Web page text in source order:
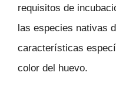
requisitos de
las especies nativas
características
color del huevo.